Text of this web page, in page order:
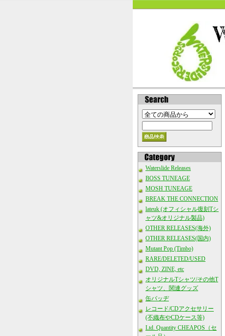
Waterslide Releases
BOSS TUNEAGE
MOSH TUNEAGE
BREAK THE CONNECTION
lateuk (オフィシャル復刻Tシ
ャツ&オリジナル製品)
OTHER RELEASES(海外)
OTHER RELEASES(国内)
Mutant Pop (Timbo)
RARE/DELETED/USED
DVD, ZINE, etc
オリジナルTシャツ/その他T
シャツ、関連グッズ
缶バッヂ
レコード/CDアクセサリー
(不織布やCDケース等)
Ltd. Quantity CHEAPOS（セ